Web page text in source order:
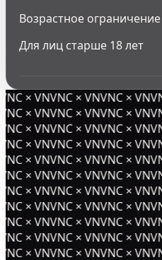
Возрастное ограничение
Для лиц старше 18лет
× VNVNC × VNVNC ×
× VNVNC × VNVNC ×
× VNVNC × VNVNC ×
× VNVNC × VNVNC ×
× VNVNC × VNVNC ×
× VNVNC × VNVNC ×
× VNVNC × VNVNC ×
× VNVNC × VNVNC ×
× VNVNC × VNVNC ×
× VNVNC × VNVNC ×
× VNVNC × VNVNC ×